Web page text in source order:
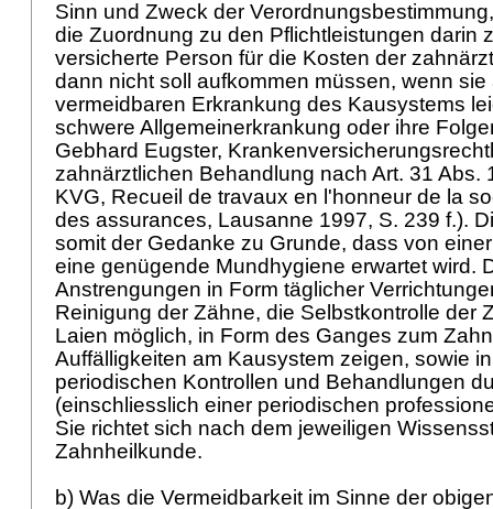
Sinn und Zweck der
die Zuordnung zu den Pflichtleistungen darin
versicherte Person für die Kosten der
dann nicht soll aufkommen müssen, wenn sie
vermeidbaren Erkrankung des Kausystems
schwere Allgemeinerkrankung oder ihre
Gebhard Eugster,
zahnärztlichen Behandlung nach Art. 31 Abs.
KVG, Recueil de travaux en l'honneur de la
des assurances, Lausanne 1997, S. 239 f.).
somit der Gedanke zu Grunde, dass von
eine genügende Mundhygiene erwartet wird.
Anstrengungen in Form täglicher
Reinigung der Zähne, die Selbstkontrolle der
Laien möglich, in Form des Ganges zum
Auffälligkeiten am Kausystem zeigen, sowie
periodischen Kontrollen und Behandlungen
(einschliesslich einer periodischen
Sie richtet sich nach dem jeweiligen
Zahnheilkunde.
b) Was die Vermeidbarkeit im Sinne der